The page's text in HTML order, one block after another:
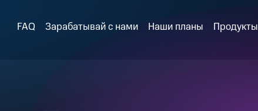
FAQ Зарабатывай с нами Наши планы Продукты